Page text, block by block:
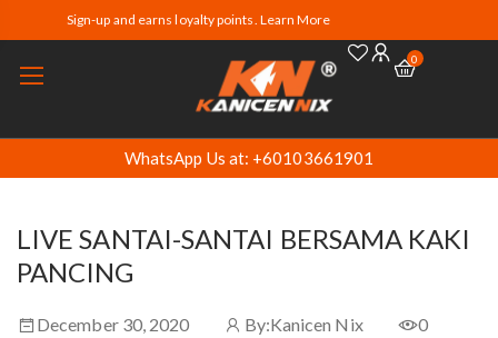
Sign-up and earns loyalty points. Learn More
0
WhatsApp Us at: +60103661901
LIVE SANTAI-SANTAI BERSAMA KAKI
PANCING
December 30, 2020 By:Kanicen Nix
0